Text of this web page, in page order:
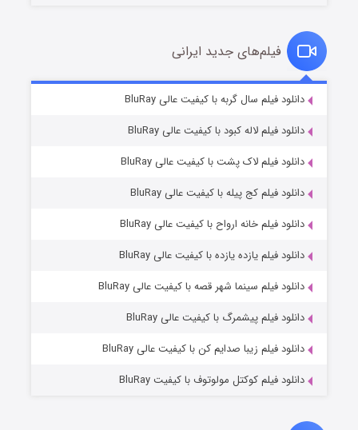
قسمت۷ (زیرنویس) منتشر شد
فیلم‌های جدید ایرانی
دانلود فیلم سال گربه با کیفیت عالی BluRay
دانلود فیلم لاله کبود با کیفیت عالی BluRay
دانلود فیلم لاک پشت با کیفیت عالی BluRay
دانلود فیلم کج‌ پیله با کیفیت عالی BluRay
دانلود فیلم خانه ارواح با کیفیت عالی BluRay
دانلود فیلم یازده یازده با کیفیت عالی BluRay
دانلود فیلم سینما شهر قصه با کیفیت عالی BluRay
دانلود فیلم پیشمرگ با کیفیت عالی BluRay
دانلود فیلم زیبا صدایم کن با کیفیت عالی BluRay
دانلود فیلم کوکتل مولوتوف با کیفیت BluRay